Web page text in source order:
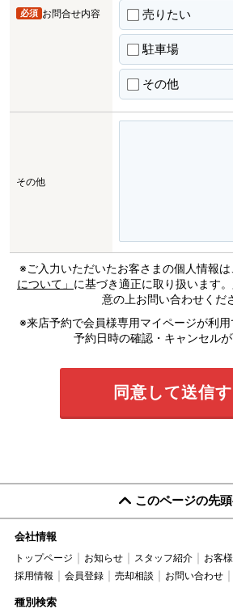
お問合せ内容
必須 売りたい
駐車場
その他
その他
※ご入力いただいたお客さまの個人情報は
について」 に基づき適正に取り扱います
意の上お問い合わせくだ
※来店予約で会員様専用マイページが利
予約日時の確認・キャンセルが
このページの先
会社情報
トップページ お知らせ スタッフ紹介 お客
採用情報
会員登録 売却相談 お問い合わせ
種別検索